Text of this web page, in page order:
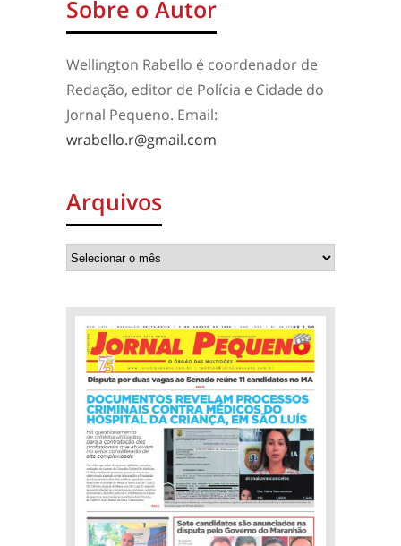
Sobre o Autor
Wellington Rabello é coordenador de
Redação, editor de Polícia e Cidade do
Jornal Pequeno. Email:
wrabello.r@gmail.com
Arquivos